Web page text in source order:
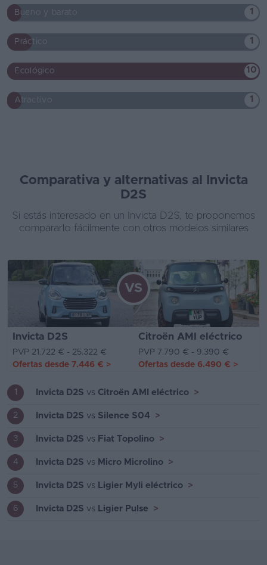
Bueno y barato 1
Práctico 1
Ecológico 10
Atractivo 1
Comparativa y alternativas al Invicta
D2S
Si estás interesado en un Invicta D2S, te proponemos
compararlo fácilmente con otros modelos similares
Invicta D2S Citroën AMI eléctrico
VS
PVP 21.722 € - 25.322 €
PVP 7.790 € - 9.390 €
Ofertas desde 7.446 € > Ofertas desde 6.490 € >
1 Invicta D2S vs Citroën AMI eléctrico >
2 Invicta D2S vs Silence S04 >
3 Invicta D2S vs Fiat Topolino >
4 Invicta D2S vs Micro Microlino >
5 Invicta D2S vs Ligier Myli eléctrico >
6 Invicta D2S vs Ligier Pulse >